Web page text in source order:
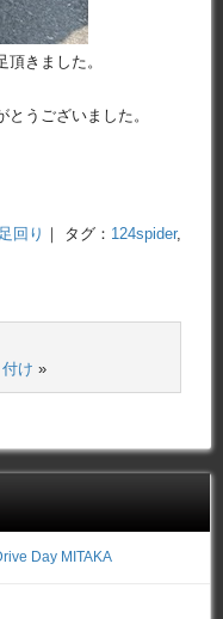
きました。
うございました。
足回り ｜ タグ： 124spider,
け »
Day MITAKA